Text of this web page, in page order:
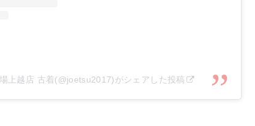
上越店 古着(@joetsu2017)がシェアした投稿